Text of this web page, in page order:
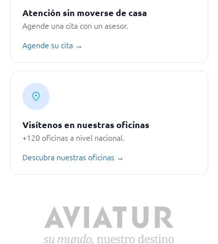
Atención sin moverse de casa
Agende una cita con un asesor.
Agende su cita →
Visítenos en nuestras oficinas
+120 oficinas a nivel nacional.
Descubra nuestras oficinas →